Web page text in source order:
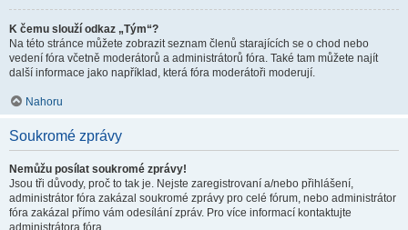
K čemu slouží odkaz „Tým“?
Na této stránce můžete zobrazit seznam členů starajících se o chod nebo
vedení fóra včetně moderátorů a administrátorů fóra. Také tam můžete najít
další informace jako například, která fóra moderátoři moderují.
Nahoru
Soukromé zprávy
Nemůžu posílat soukromé zprávy!
Jsou tři důvody, proč to tak je. Nejste zaregistrovaní a/nebo přihlášení,
administrátor fóra zakázal soukromé zprávy pro celé fórum, nebo administrátor
fóra zakázal přímo vám odesílání zpráv. Pro více informací kontaktujte
administrátora fóra.